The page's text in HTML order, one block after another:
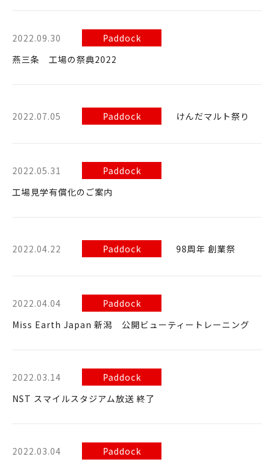
2022.09.30
Paddock
燕三条 工場の祭典2022
2022.07.05 Paddock けんだマルト祭り
2022.05.31
Paddock
工場見学有償化のご案内
2022.04.22 Paddock 98周年 創業祭
2022.04.04
Paddock
Miss Earth Japan 新潟 公開ビューティートレーニング
2022.03.14
Paddock
NST スマイルスタジアム放送 終了
2022.03.04
Paddock